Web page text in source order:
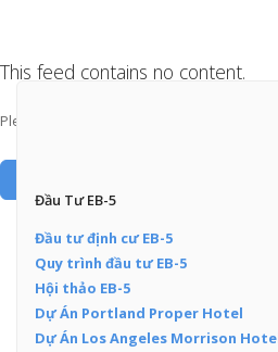
This feed contains no content.
Please add some posts to load them here.
Đầu Tư EB-5
Đầu tư định cư EB-5
Quy trình đầu tư EB-5
Hội thảo EB-5
Dự Án Portland Proper Hotel
Dự Án Los Angeles Morrison